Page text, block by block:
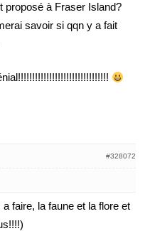
proposé à Fraser Island?
savoir si qqn y a fait
#328072
faire, la faune et la flore et